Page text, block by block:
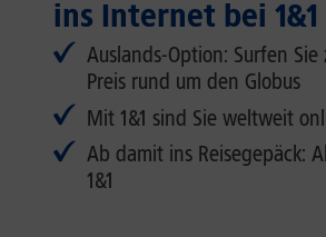
ins Internet bei 1&1
Auslands-Option: Surfen Sie
Preis rund um den Globus
Mit 1&1 sind Sie weltweit
Ab damit ins Reisegepäck:
1&1